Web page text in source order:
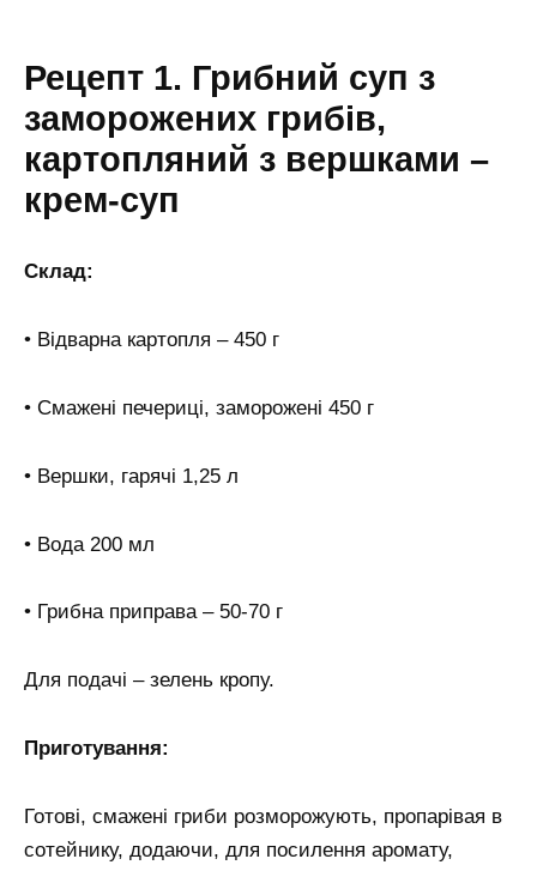
Рецепт 1. Грибний суп з
заморожених грибів,
картопляний з вершками –
крем-суп
Склад:
• Відварна картопля – 450 г
• Смажені печериці, заморожені 450 г
• Вершки, гарячі 1,25 л
• Вода 200 мл
• Грибна приправа – 50-70 г
Для подачі – зелень кропу.
Приготування:
Готові, смажені гриби розморожують, пропарівая в
сотейнику, додаючи, для посилення аромату,